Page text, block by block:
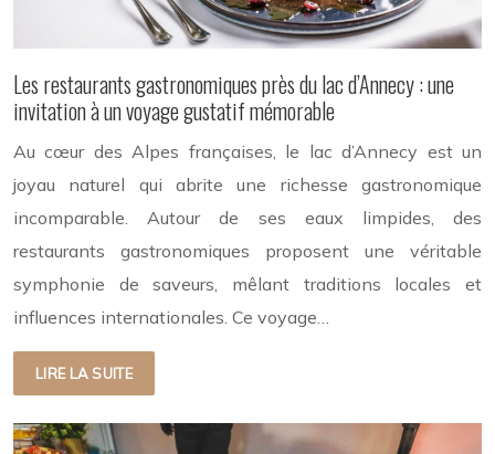
Les restaurants gastronomiques près du lac d’Annecy : une
invitation à un voyage gustatif mémorable
Au cœur des Alpes françaises, le lac d’Annecy est un
joyau naturel qui abrite une richesse gastronomique
incomparable. Autour de ses eaux limpides, des
restaurants gastronomiques proposent une véritable
symphonie de saveurs, mêlant traditions locales et
influences internationales. Ce voyage…
LIRE LA SUITE